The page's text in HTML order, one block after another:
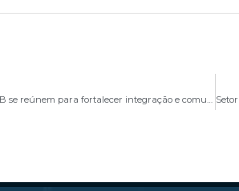
Secretários executivos dos regionais da CNBB se reúnem para fortalecer integração e comunhão eclesial